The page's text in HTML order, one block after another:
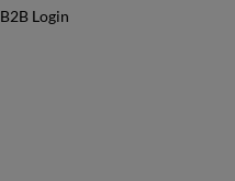
B2B Login